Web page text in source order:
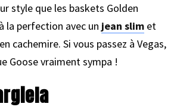
style que les baskets Golden
la perfection avec un jean slim et
cachemire. Si vous passez à Vegas,
Goose vraiment sympa !